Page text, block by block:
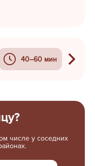
40–60 мин
числе у соседних